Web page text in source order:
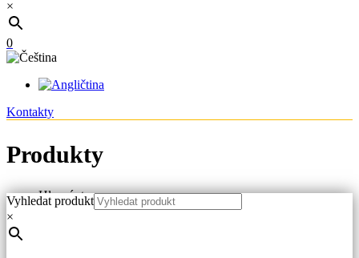
×
0
Kontakty
Produkty
Hlavní strana
Produkty
Vyhledat produkt
×